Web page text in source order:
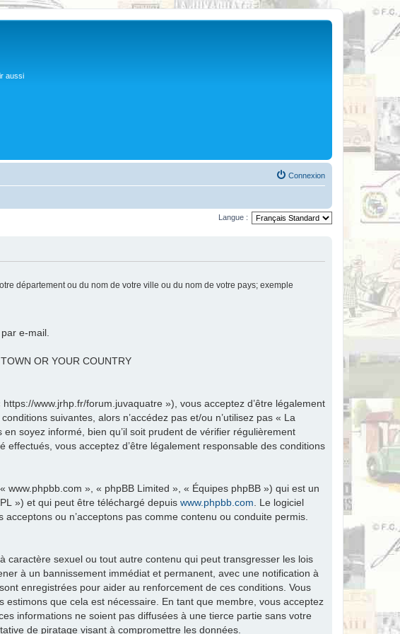
aussi
Connexion
Langue :
département ou du nom de votre ville ou du nom de votre pays; exemple
e-mail.
OR YOUR COUNTRY
www.jrhp.fr/forum.juvaquatre »), vous acceptez d’être légalement
suivantes, alors n’accédez pas et/ou n’utilisez pas « La
soyez informé, bien qu’il soit prudent de vérifier régulièrement
vous acceptez d’être légalement responsable des conditions
», « phpBB Limited », « Équipes phpBB ») qui est un
») et qui peut être téléchargé depuis www.phpbb.com . Le logiciel
ou n’acceptons pas comme contenu ou conduite permis.
sexuel ou tout autre contenu qui peut transgresser les lois
à un bannissement immédiat et permanent, avec une notification à
enregistrées pour aider au renforcement de ces conditions. Vous
que cela est nécessaire. En tant que membre, vous acceptez
informations ne soient pas diffusées à une tierce partie sans votre
de piratage visant à compromettre les données.